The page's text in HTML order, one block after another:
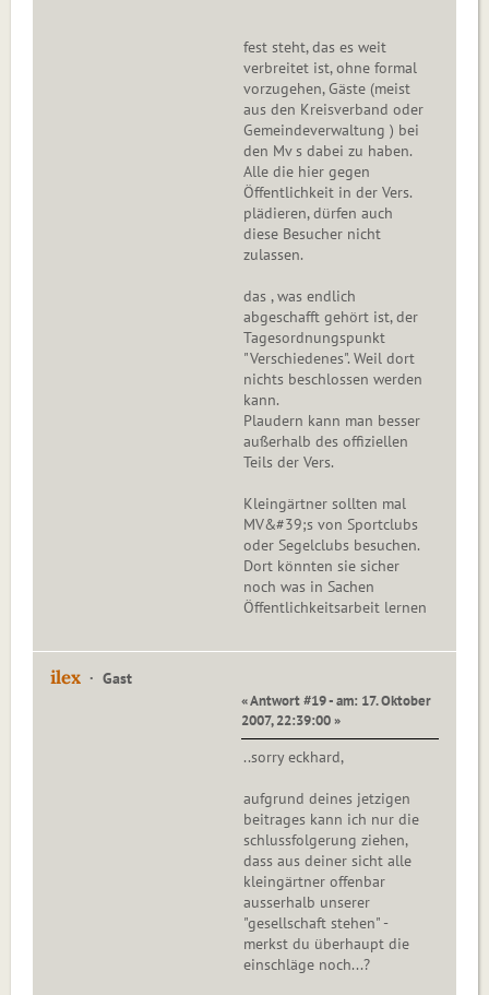
fest steht, das es weit
verbreitet ist, ohne formal
vorzugehen, Gäste (meist
aus den Kreisverband oder
Gemeindeverwaltung ) bei
den Mv s dabei zu haben.
Alle die hier gegen
Öffentlichkeit in der Vers.
plädieren, dürfen auch
diese Besucher nicht
zulassen.
das , was endlich
abgeschafft gehört ist, der
Tagesordnungspunkt
"Verschiedenes". Weil dort
nichts beschlossen werden
kann.
Plaudern kann man besser
außerhalb des offiziellen
Teils der Vers.
Kleingärtner sollten mal
MV&#39;s von Sportclubs
oder Segelclubs besuchen.
Dort könnten sie sicher
noch was in Sachen
Öffentlichkeitsarbeit lernen
ilex Gast
« Antwort #19 - am: 17. Oktober
2007, 22:39:00 »
..sorry eckhard,
aufgrund deines jetzigen
beitrages kann ich nur die
schlussfolgerung ziehen,
dass aus deiner sicht alle
kleingärtner offenbar
ausserhalb unserer
"gesellschaft stehen" -
merkst du überhaupt die
einschläge noch...?